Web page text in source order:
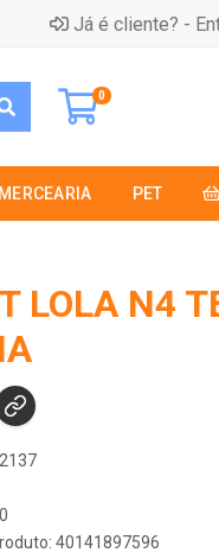
Já é cliente? -
0
MERCEARIA PET
LOLA N4
40141897596